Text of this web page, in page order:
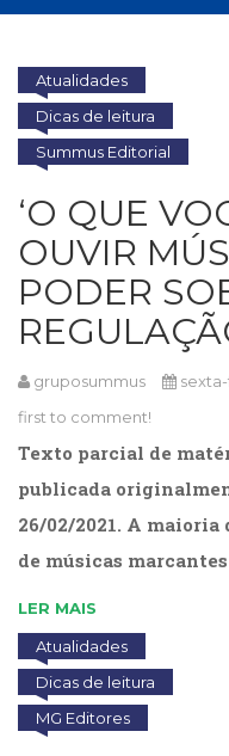
(95)
Depoimentos,
Vivências
(104)
Ciências
Sociais
(102)
Cinema
(23)
Comportamento
(418)
Comunicação
Corpo
(226)
Crescimento
(222)
Criatividade
Culinária,
Alimentação
(14)
Economia,
Negócios
Atualidades
Dicas de leitura
Summus Editorial
‘O QUE
OUVIR
PODER
gruposummus
first to comment!
Texto parcial de
publicada
26/02/2021. A maioria
de músicas
LER MAIS
Atualidades
Dicas de leitura
MG Editores